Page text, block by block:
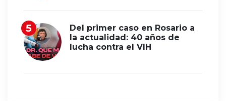
Del primer caso en Rosario a
la actualidad: 40 años de
lucha contra el VIH